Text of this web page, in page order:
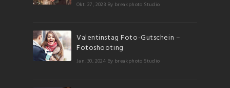
Okt. 27, 2023 By breakphoto Studio
Valentinstag Foto-Gutschein –
Fotoshooting
Jan. 30, 2024 By breakphoto Studio